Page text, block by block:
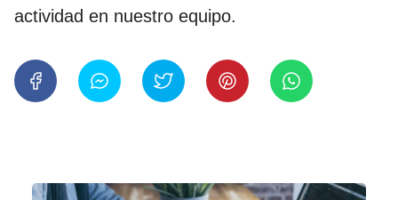
actividad en nuestro equipo.